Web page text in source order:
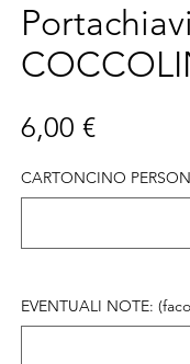
Portachiavi
6,00 €Prezzo
CARTONCINO
EVENTUALI NOTE: